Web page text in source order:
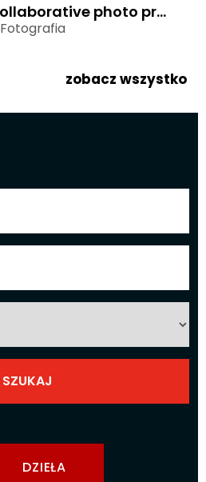
DZIEŁA
Urban Halo A collaborative photo project by Oviul Maruf and Manob Saha
Fotografia
zobacz wszystko